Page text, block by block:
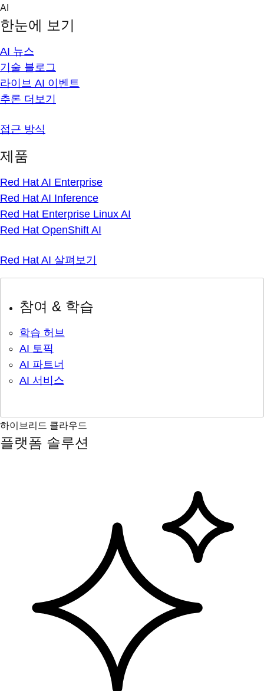
Skip
content
AI
한눈에 보기
AI 뉴스
기술 블로그
라이브 AI 이벤트
추론 더보기
접근 방식
제품
Red Hat AI Enterprise
Red Hat AI Inference
Red Hat Enterprise Linux AI
Red Hat OpenShift AI
Red Hat AI 살펴보기
참여 & 학습
학습 허브
AI 토픽
AI 파트너
AI 서비스
하이브리드 클라우드
플랫폼 솔루션